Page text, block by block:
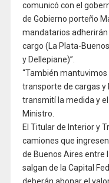
comunicó con el
de Gobierno porteño
mandatarios
cargo (La Plata-
y Dellepiane)”.
“También
transporte de cargas y
transmití la medida y
Ministro.
El Titular de Interior y
camiones que
de Buenos Aires entre
salgan de la Capital
deberán abonar el